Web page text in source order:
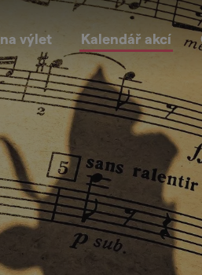
výlet Kalendář akcí